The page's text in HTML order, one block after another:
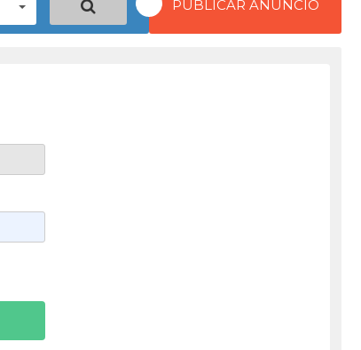
PUBLICAR ANÚNCIO